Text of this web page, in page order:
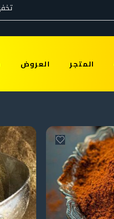
المتجر العروض